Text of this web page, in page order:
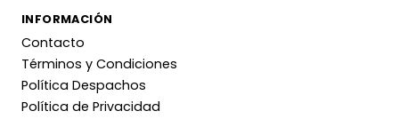
INFORMACIÓN
Contacto
Términos y Condiciones
Política Despachos
Política de Privacidad